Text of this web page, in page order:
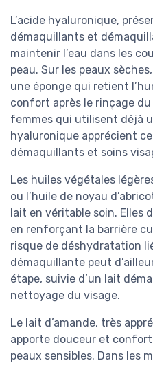
L’acide hyaluronique,
démaquillants et
maintenir l’eau dans les
peau. Sur les peaux
une éponge qui retient
confort après le rinçage
femmes qui utilisent déjà
hyaluronique apprécient
démaquillants et soins
Les huiles végétales
ou l’huile de noyau
lait en véritable soin. Elles
en renforçant la barrière
risque de déshydratation
démaquillante peut
étape, suivie d’un lait
nettoyage du visage.
Le lait d’amande, très
apporte douceur et
peaux sensibles. Dans les